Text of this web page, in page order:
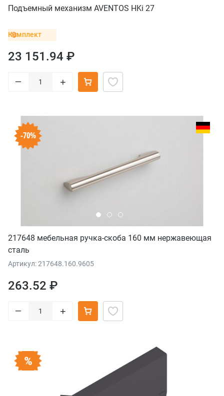
Подъемный механизм AVENTOS HKi 27
Комплект
23 151.94 ₽
– +
-70%
217648 мебельная ручка-скоба 160 мм нержавеющая
сталь
Артикул: 217648.160.9605
263.52 ₽
– +